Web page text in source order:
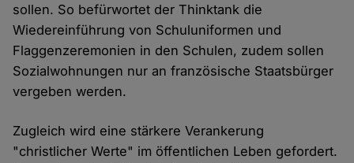
sollen. So befürwortet der Thinktank die
Wiedereinführung von Schuluniformen und
Flaggenzeremonien in den Schulen, zudem sollen
Sozialwohnungen nur an französische Staatsbürger
vergeben werden.
Zugleich wird eine stärkere Verankerung
"christlicher Werte" im öffentlichen Leben gefordert.